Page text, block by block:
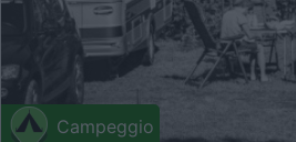
Campeggio